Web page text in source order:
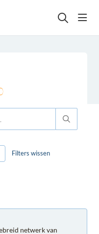
Filters wissen
netwerk van